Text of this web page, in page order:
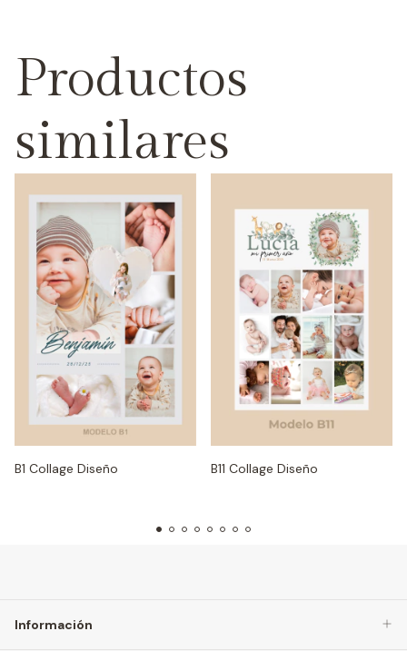
Productos
similares
B1 Collage Diseño B11 Collage Diseño
Información